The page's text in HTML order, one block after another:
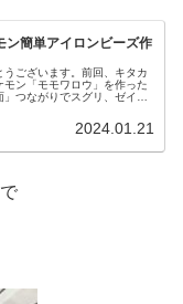
簡単アイロンビーズ作
うございます。前回、キタカ
モン「モモワロウ」を作った
つながりでスグリ、ゼイユ
2024.01.21